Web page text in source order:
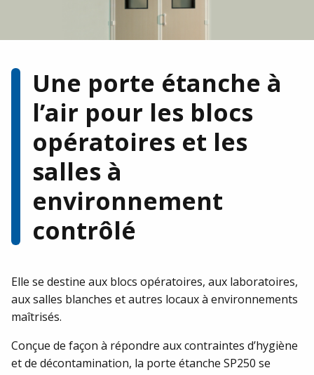
Vous avez un projet, besoin d’un devis ou
d’une documentation ?
Notre équipe est à votre écoute et se fera un plaisir de
répondre à votre demande.
CONTACTEZ-NOUS !
Une porte étanche à
l’air pour les blocs
opératoires et les
salles à
environnement
contrôlé
Elle se destine aux blocs opératoires, aux laboratoires,
aux salles blanches et autres locaux à environnements
maîtrisés.
Conçue de façon à répondre aux contraintes d’hygiène
et de décontamination, la porte étanche SP250 se